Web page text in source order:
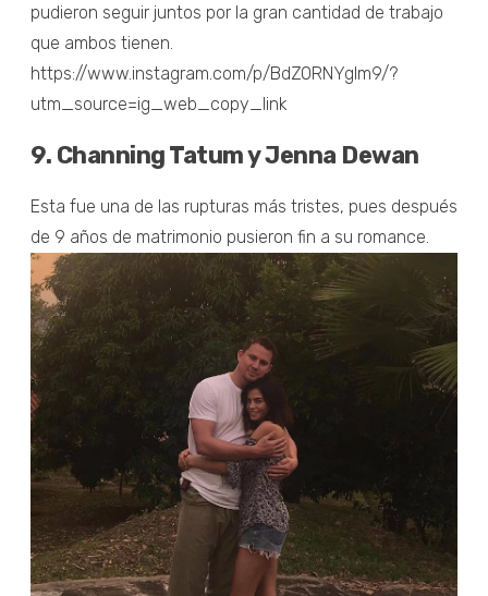
pudieron seguir juntos por la gran cantidad de trabajo
que ambos tienen.
https://www.instagram.com/p/BdZ0RNYgIm9/?
utm_source=ig_web_copy_link
9. Channing Tatum y Jenna Dewan
Esta fue una de las rupturas más tristes, pues después
de 9 años de matrimonio pusieron fin a su romance.